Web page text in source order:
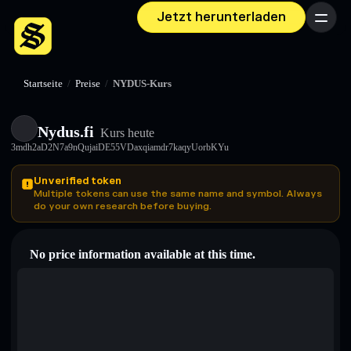
Jetzt herunterladen Menü
Startseite / Preise / NYDUS-Kurs
Nydus.fi Kurs heute
3mdh2aD2N7a9nQujaiDE55VDaxqiamdr7kaqyUorbKYu
Unverified token
Multiple tokens can use the same name and symbol. Always
do your own research before buying.
No price information available at this time.